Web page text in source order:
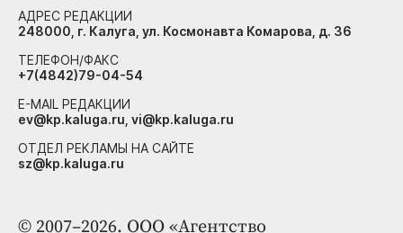
© 2007–2026. ООО «Агентство
АДРЕС РЕДАКЦИИ
248000, г. Калуга, ул. Космонавта Комарова, д. 36
ТЕЛЕФОН/ФАКС
+7(4842)79-04-54
E-MAIL РЕДАКЦИИ
ev@kp.kaluga.ru, vi@kp.kaluga.ru
ОТДЕЛ РЕКЛАМЫ НА САЙТЕ
sz@kp.kaluga.ru